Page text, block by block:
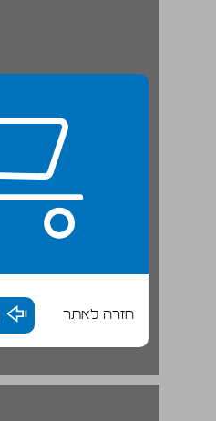
חזרה לאתר